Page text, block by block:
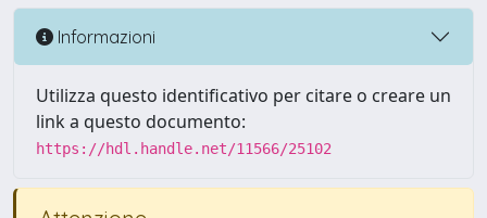
Informazioni
Utilizza questo identificativo per citare o creare un
link a questo documento:
https://hdl.handle.net/11566/25102